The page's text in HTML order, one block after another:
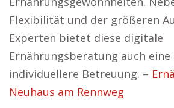
Flexibilität und der größeren
Experten bietet diese digitale
Ernährungsberatung auch
individuellere Betreuung. –
Neuhaus am Rennweg